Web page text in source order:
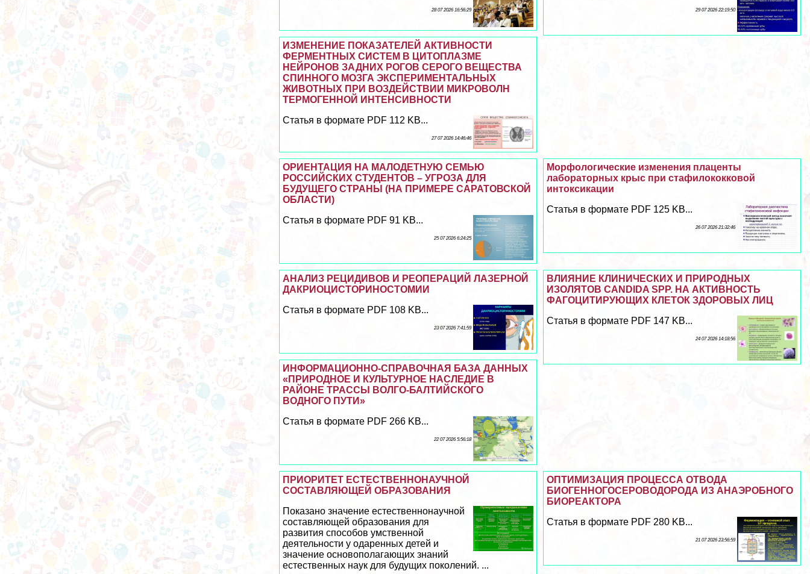
29 07 2026 22:19:50
28 07 2026 16:56:29
ИЗМЕНЕНИЕ ПОКАЗАТЕЛЕЙ АКТИВНОСТИ
ФЕРМЕНТНЫХ СИСТЕМ В ЦИТОПЛАЗМЕ
НЕЙРОНОВ ЗАДНИХ РОГОВ СЕРОГО ВЕЩЕСТВА
СПИННОГО МОЗГА ЭКСПЕРИМЕНТАЛЬНЫХ
ЖИВОТНЫХ ПРИ ВОЗДЕЙСТВИИ МИКРОВОЛН
ТЕРМОГЕННОЙ ИНТЕНСИВНОСТИ
Статья в формате PDF 112 KB...
27 07 2026 14:46:46
Морфологические изменения плаценты
лабораторных крыс при стафилококковой
интоксикации
Статья в формате PDF 125 KB...
26 07 2026 21:32:46
ОРИЕНТАЦИЯ НА МАЛОДЕТНУЮ СЕМЬЮ
РОССИЙСКИХ СТУДЕНТОВ – УГРОЗА ДЛЯ
БУДУЩЕГО СТРАНЫ (НА ПРИМЕРЕ САРАТОВСКОЙ
ОБЛАСТИ)
Статья в формате PDF 91 KB...
25 07 2026 6:24:25
ВЛИЯНИЕ КЛИНИЧЕСКИХ И ПРИРОДНЫХ
ИЗОЛЯТОВ CANDIDA SPP. НА АКТИВНОСТЬ
ФАГОЦИТИРУЮЩИХ КЛЕТОК ЗДОРОВЫХ ЛИЦ
Статья в формате PDF 147 KB...
24 07 2026 14:18:56
АНАЛИЗ РЕЦИДИВОВ И РЕОПЕРАЦИЙ ЛАЗЕРНОЙ
ДАКРИОЦИСТОРИНОСТОМИИ
Статья в формате PDF 108 KB...
23 07 2026 7:41:59
ИНФОРМАЦИОННО-СПРАВОЧНАЯ БАЗА ДАННЫХ
«ПРИРОДНОЕ И КУЛЬТУРНОЕ НАСЛЕДИЕ В
РАЙОНЕ ТРАССЫ ВОЛГО-БАЛТИЙСКОГО
ВОДНОГО ПУТИ»
Статья в формате PDF 266 KB...
22 07 2026 5:56:18
ОПТИМИЗАЦИЯ ПРОЦЕССА ОТВОДА
БИОГЕННОГОСЕРОВОДОРОДА ИЗ АНАЭРОБНОГО
БИОРЕАКТОРА
Статья в формате PDF 280 KB...
21 07 2026 23:56:59
ПРИОРИТЕТ ЕСТЕСТВЕННОНАУЧНОЙ
СОСТАВЛЯЮЩЕЙ ОБРАЗОВАНИЯ
Показано значение естественнонаучной
составляющей образования для
развития способов умственной
деятельности у одаренных детей и
значение основополагающих знаний
естественных наук для будущих поколений. ...